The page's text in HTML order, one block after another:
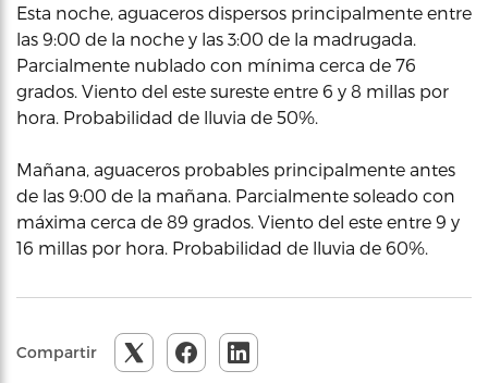
Esta noche, aguaceros dispersos principalmente entre
las 9:00 de la noche y las 3:00 de la madrugada.
Parcialmente nublado con mínima cerca de 76
grados. Viento del este sureste entre 6 y 8 millas por
hora. Probabilidad de lluvia de 50%.
Mañana, aguaceros probables principalmente antes
de las 9:00 de la mañana. Parcialmente soleado con
máxima cerca de 89 grados. Viento del este entre 9 y
16 millas por hora. Probabilidad de lluvia de 60%.
Compartir